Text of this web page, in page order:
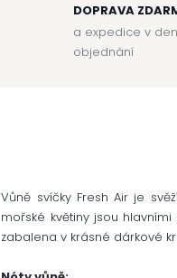
DOPRAVA
a expedice v den
objednání
Vůně svíčky Fresh Air je
mořské květiny jsou
zabalena v krásné dárkové